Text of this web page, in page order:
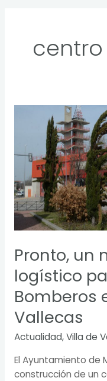
Pronto, un
logístico
Bomberos
Vallecas
Actualidad,Villa de
El Ayuntamiento de
construcción de un
centro
logístico
para
el
Cuerpo
en
Villa
de
Vallecas